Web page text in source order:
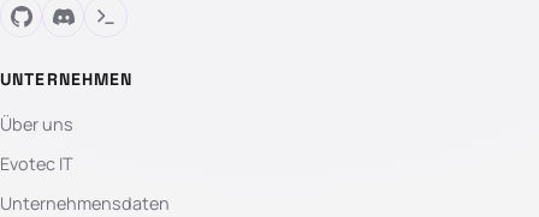
UNTERNEHMEN
Über uns
Evotec IT
Unternehmensdaten